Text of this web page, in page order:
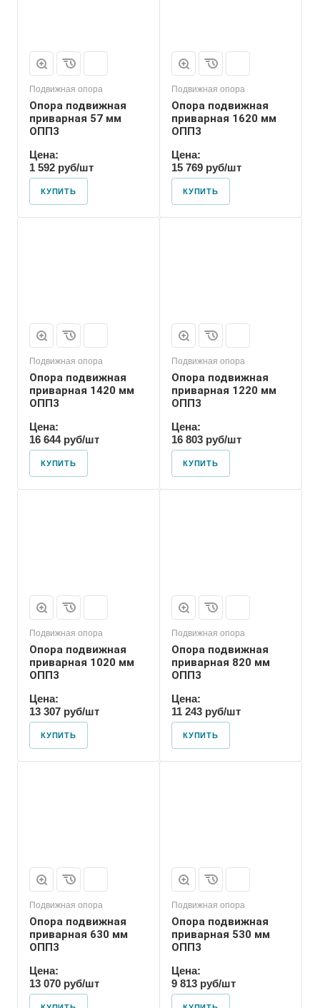
Подвижная опора
Опора подвижная
приварная 57 мм
ОПП3
Цена:
1 592 руб/шт
КУПИТЬ
Подвижная опора
Опора подвижная
приварная 1620 мм
ОПП3
Цена:
15 769 руб/шт
КУПИТЬ
Подвижная опора
Опора подвижная
приварная 1420 мм
ОПП3
Цена:
16 644 руб/шт
КУПИТЬ
Подвижная опора
Опора подвижная
приварная 1220 мм
ОПП3
Цена:
16 803 руб/шт
КУПИТЬ
Подвижная опора
Опора подвижная
приварная 1020 мм
ОПП3
Цена:
13 307 руб/шт
КУПИТЬ
Подвижная опора
Опора подвижная
приварная 820 мм
ОПП3
Цена:
11 243 руб/шт
КУПИТЬ
Подвижная опора
Опора подвижная
приварная 630 мм
ОПП3
Цена:
13 070 руб/шт
Подвижная опора
Опора подвижная
приварная 530 мм
ОПП3
Цена:
9 813 руб/шт